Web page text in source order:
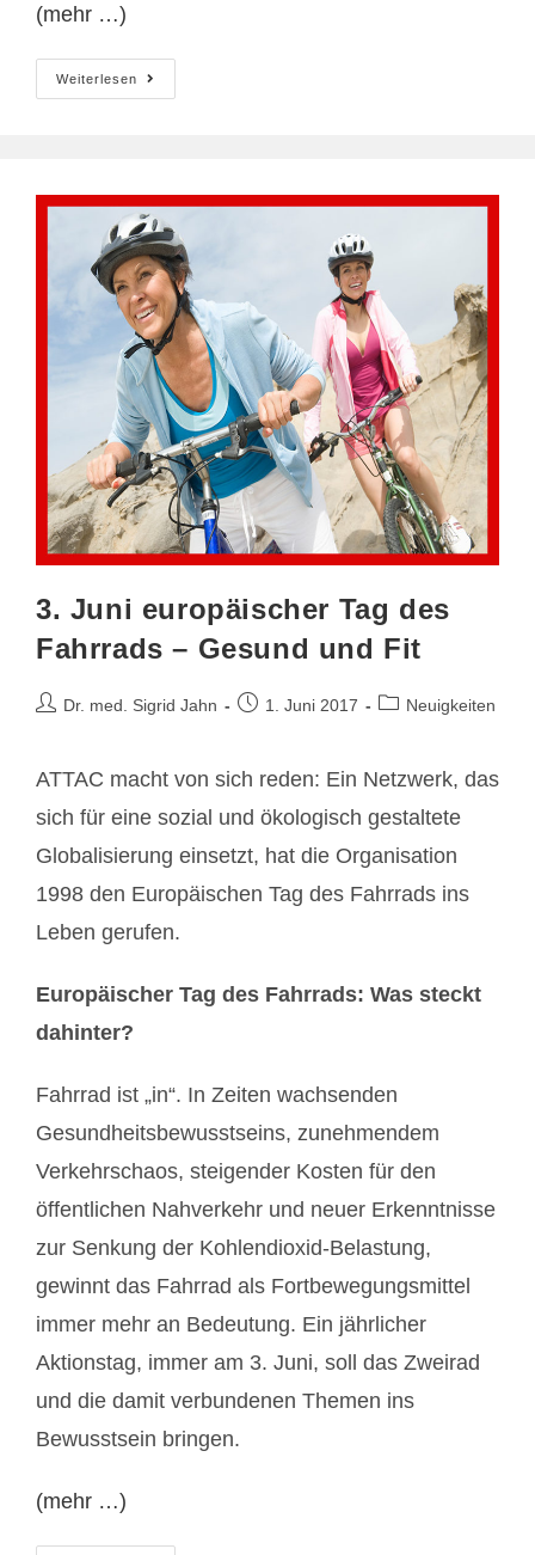
(mehr …)
Weiterlesen
Fibromyalgie
Und
3. Juni europäischer Tag des
Fahrrads – Gesund und Fit
Beitrags-
Dr. med. Sigrid Jahn
Beitrag1. Juni 2017
Beitrags-
Neuigkeiten
ATTAC macht von sich reden: Ein Netzwerk, das
sich für eine sozial und ökologisch gestaltete
Globalisierung einsetzt, hat die Organisation
1998 den Europäischen Tag des Fahrrads ins
Leben gerufen.
Europäischer Tag des Fahrrads: Was steckt
dahinter?
Fahrrad ist „in“. In Zeiten wachsenden
Gesundheitsbewusstseins, zunehmendem
Verkehrschaos, steigender Kosten für den
öffentlichen Nahverkehr und neuer Erkenntnisse
zur Senkung der Kohlendioxid-Belastung,
gewinnt das Fahrrad als Fortbewegungsmittel
immer mehr an Bedeutung. Ein jährlicher
Aktionstag, immer am 3. Juni, soll das Zweirad
und die damit verbundenen Themen ins
Bewusstsein bringen.
(mehr …)